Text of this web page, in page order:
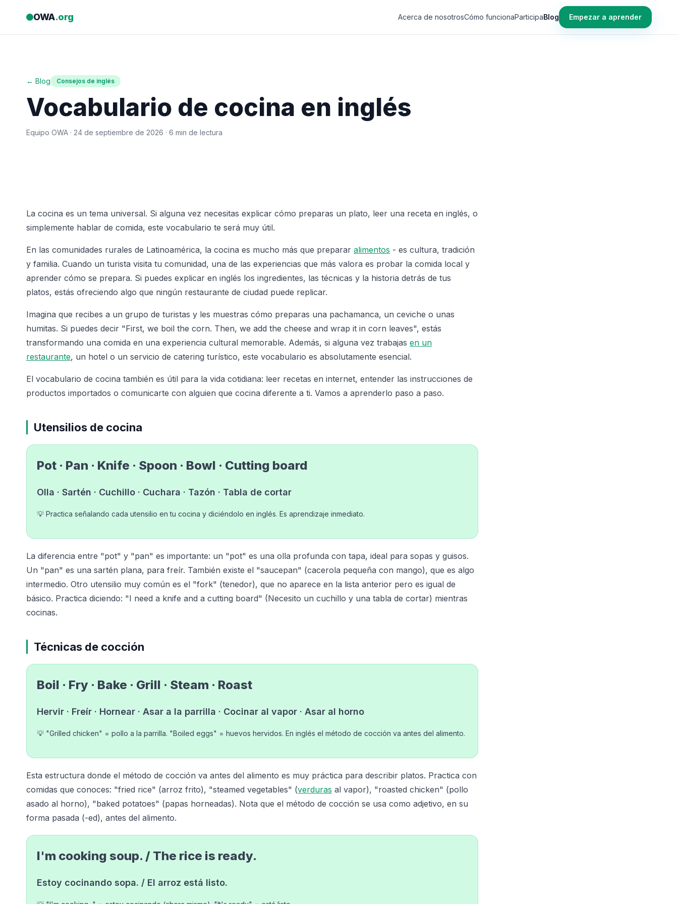
OWA.org Acerca de nosotrosCómo funcionaParticipaBlog Empezar a aprender
← Blog Consejos de inglés
Vocabulario de cocina en inglés
Equipo OWA · 24 de septiembre de 2026 · 6 min de lectura
La cocina es un tema universal. Si alguna vez necesitas explicar cómo preparas un plato, leer una receta en inglés, o
simplemente hablar de comida, este vocabulario te será muy útil.
En las comunidades rurales de Latinoamérica, la cocina es mucho más que preparar alimentos - es cultura, tradición
y familia. Cuando un turista visita tu comunidad, una de las experiencias que más valora es probar la comida local y
aprender cómo se prepara. Si puedes explicar en inglés los ingredientes, las técnicas y la historia detrás de tus
platos, estás ofreciendo algo que ningún restaurante de ciudad puede replicar.
Imagina que recibes a un grupo de turistas y les muestras cómo preparas una pachamanca, un ceviche o unas
humitas. Si puedes decir "First, we boil the corn. Then, we add the cheese and wrap it in corn leaves", estás
transformando una comida en una experiencia cultural memorable. Además, si alguna vez trabajas en un
restaurante, un hotel o un servicio de catering turístico, este vocabulario es absolutamente esencial.
El vocabulario de cocina también es útil para la vida cotidiana: leer recetas en internet, entender las instrucciones de
productos importados o comunicarte con alguien que cocina diferente a ti. Vamos a aprenderlo paso a paso.
Utensilios de cocina
Pot · Pan · Knife · Spoon · Bowl · Cutting board
Olla · Sartén · Cuchillo · Cuchara · Tazón · Tabla de cortar
💡 Practica señalando cada utensilio en tu cocina y diciéndolo en inglés. Es aprendizaje inmediato.
La diferencia entre "pot" y "pan" es importante: un "pot" es una olla profunda con tapa, ideal para sopas y guisos.
Un "pan" es una sartén plana, para freír. También existe el "saucepan" (cacerola pequeña con mango), que es algo
intermedio. Otro utensilio muy común es el "fork" (tenedor), que no aparece en la lista anterior pero es igual de
básico. Practica diciendo: "I need a knife and a cutting board" (Necesito un cuchillo y una tabla de cortar) mientras
cocinas.
Técnicas de cocción
Boil · Fry · Bake · Grill · Steam · Roast
Hervir · Freír · Hornear · Asar a la parrilla · Cocinar al vapor · Asar al horno
💡 "Grilled chicken" = pollo a la parrilla. "Boiled eggs" = huevos hervidos. En inglés el método de cocción va antes del alimento.
Esta estructura donde el método de cocción va antes del alimento es muy práctica para describir platos. Practica con
comidas que conoces: "fried rice" (arroz frito), "steamed vegetables" (verduras al vapor), "roasted chicken" (pollo
asado al horno), "baked potatoes" (papas horneadas). Nota que el método de cocción se usa como adjetivo, en su
forma pasada (-ed), antes del alimento.
I'm cooking soup. / The rice is ready.
Estoy cocinando sopa. / El arroz está listo.